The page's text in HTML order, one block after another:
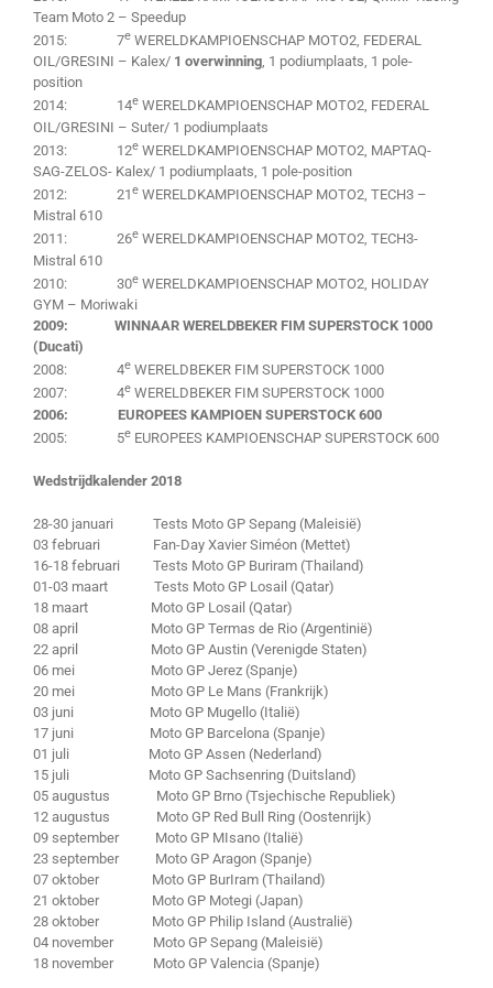
Team Moto 2 – Speedup
2015: 7e WERELDKAMPIOENSCHAP MOTO2, FEDERAL
OIL/GRESINI – Kalex/ 1 overwinning, 1 podiumplaats, 1 pole-
position
2014: 14e WERELDKAMPIOENSCHAP MOTO2, FEDERAL
OIL/GRESINI – Suter/ 1 podiumplaats
2013: 12e WERELDKAMPIOENSCHAP MOTO2, MAPTAQ-
SAG-ZELOS- Kalex/ 1 podiumplaats, 1 pole-position
2012: 21e WERELDKAMPIOENSCHAP MOTO2, TECH3 –
Mistral 610
2011: 26e WERELDKAMPIOENSCHAP MOTO2, TECH3-
Mistral 610
2010: 30e WERELDKAMPIOENSCHAP MOTO2, HOLIDAY
GYM – Moriwaki
2009: WINNAAR WERELDBEKER FIM SUPERSTOCK 1000
(Ducati)
2008: 4e WERELDBEKER FIM SUPERSTOCK 1000
2007: 4e WERELDBEKER FIM SUPERSTOCK 1000
2006: EUROPEES KAMPIOEN SUPERSTOCK 600
2005: 5e EUROPEES KAMPIOENSCHAP SUPERSTOCK 600
Wedstrijdkalender 2018
28-30 januari Tests Moto GP Sepang (Maleisië)
03 februari Fan-Day Xavier Siméon (Mettet)
16-18 februari Tests Moto GP Buriram (Thailand)
01-03 maart Tests Moto GP Losail (Qatar)
18 maart Moto GP Losail (Qatar)
08 april Moto GP Termas de Rio (Argentinië)
22 april Moto GP Austin (Verenigde Staten)
06 mei Moto GP Jerez (Spanje)
20 mei Moto GP Le Mans (Frankrijk)
03 juni Moto GP Mugello (Italië)
17 juni Moto GP Barcelona (Spanje)
01 juli Moto GP Assen (Nederland)
15 juli Moto GP Sachsenring (Duitsland)
05 augustus Moto GP Brno (Tsjechische Republiek)
12 augustus Moto GP Red Bull Ring (Oostenrijk)
09 september Moto GP MIsano (Italië)
23 september Moto GP Aragon (Spanje)
07 oktober Moto GP BurIram (Thailand)
21 oktober Moto GP Motegi (Japan)
28 oktober Moto GP Philip Island (Australië)
04 november Moto GP Sepang (Maleisië)
18 november Moto GP Valencia (Spanje)